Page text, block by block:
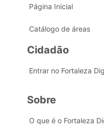
Página Inicial
Catálogo de áreas
Cidadão
Entrar no Fortaleza
Sobre
O que é o Fortaleza